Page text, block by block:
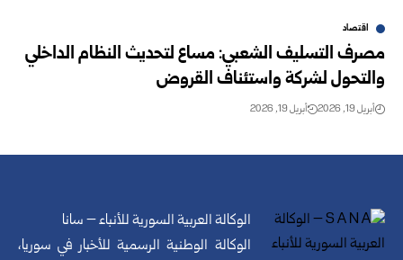
اقتصاد
مصرف التسليف الشعبي: مساع لتحديث النظام الداخلي
والتحول لشركة واستئناف القروض
أبريل 19, 2026 أبريل 19, 2026
الوكالة العربية السورية للأنباء – سانا
الوكالة الوطنية الرسمية للأخبار في سوريا،